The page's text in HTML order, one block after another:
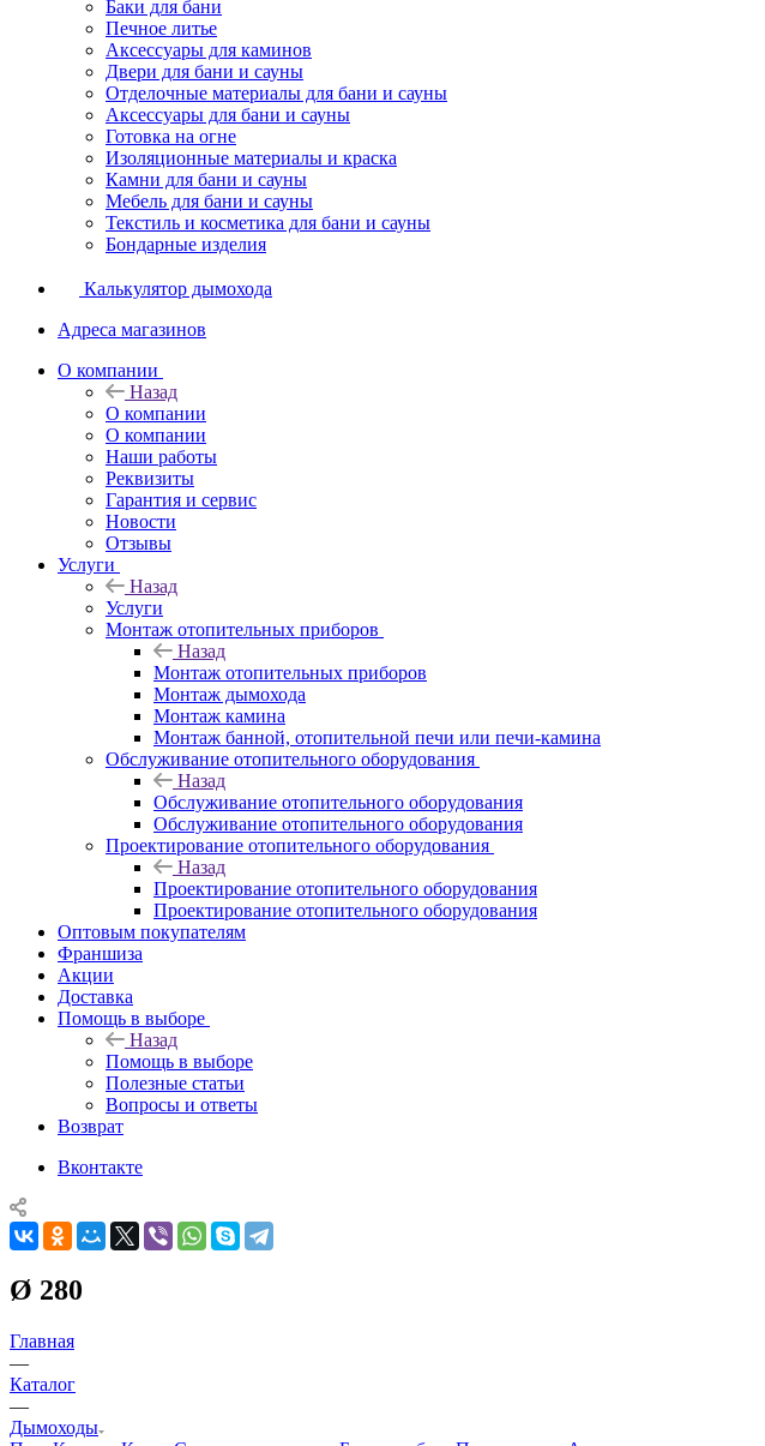
Баки для бани
Печное литье
Аксессуары для каминов
Двери для бани и сауны
Отделочные материалы для бани и сауны
Аксессуары для бани и сауны
Готовка на огне
Изоляционные материалы и краска
Камни для бани и сауны
Мебель для бани и сауны
Текстиль и косметика для бани и сауны
Бондарные изделия
Калькулятор дымохода
Адреса магазинов
O компании
Назад
O компании
О компании
Наши работы
Реквизиты
Гарантия и сервис
Новости
Отзывы
Услуги
Назад
Услуги
Монтаж отопительных приборов
Назад
Монтаж отопительных приборов
Монтаж дымохода
Монтаж камина
Монтаж банной, отопительной печи или печи-камина
Обслуживание отопительного оборудования
Назад
Обслуживание отопительного оборудования
Обслуживание отопительного оборудования
Проектирование отопительного оборудования
Назад
Проектирование отопительного оборудования
Проектирование отопительного оборудования
Оптовым покупателям
Франшиза
Акции
Доставка
Помощь в выборе
Назад
Помощь в выборе
Полезные статьи
Вопросы и ответы
Возврат
Вконтакте
Ø 280
Главная
—
Каталог
—
Дымоходы